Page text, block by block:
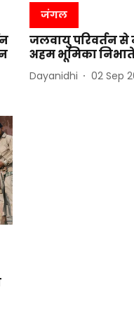
जंगल
जलवायु परिवर्तन
अहम भूमिका
Dayanidhi 02 Sep